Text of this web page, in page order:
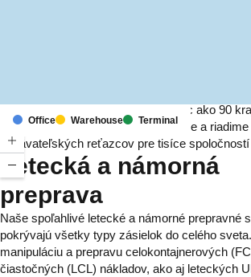
Office Warehouse Terminal
S pobočkami a zastúpeniami vo viac ako 90
šiestich kontinentoch zabezpečujeme a
dodávateľských reťazcov pre tisíce
Letecká a námorná
preprava
Naše spoľahlivé letecké a námorné prepravné
pokrývajú všetky typy zásielok do celého
manipuláciu a prepravu celokontajnerových
čiastočných (LCL) nákladov, ako aj leteckých